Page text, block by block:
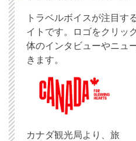
トラベルボイスが注目す
イトです。ロゴをクリッ
体のインタビューやニュ
きます。
​カナダ観光局より、旅